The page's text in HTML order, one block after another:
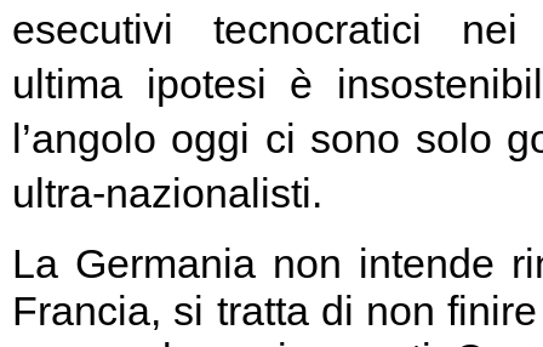
esecutivi tecnocratici
ultima ipotesi è
l’angolo oggi ci sono solo
ultra-nazionalisti.
La Germania non intende
Francia, si tratta di non